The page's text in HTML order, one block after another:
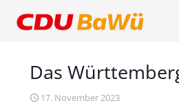
Das
17. November 2023